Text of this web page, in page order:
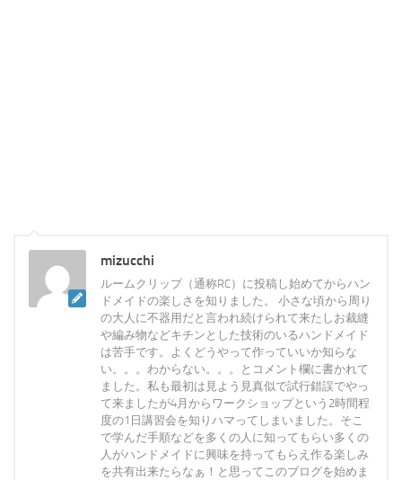
mizucchi
ルームクリップ（通称RC）に投稿し始めてからハン
ドメイドの楽しさを知りました。 小さな頃から周り
の大人に不器用だと言われ続けられて来たしお裁縫
や編み物などキチンとした技術のいるハンドメイド
は苦手です。よくどうやって作っていいか知らな
い。。。わからない。。。とコメント欄に書かれて
ました。私も最初は見よう見真似で試行錯誤でやっ
て来ましたが4月からワークショップという2時間程
度の1日講習会を知りハマってしまいました。そこ
で学んだ手順などを多くの人に知ってもらい多くの
人がハンドメイドに興味を持ってもらえ作る楽しみ
を共有出来たらなぁ！と思ってこのブログを始めま